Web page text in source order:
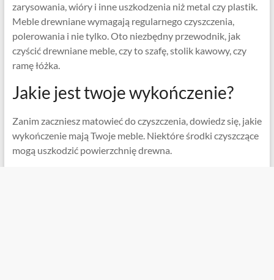
zarysowania, wióry i inne uszkodzenia niż metal czy plastik.
Meble drewniane wymagają regularnego czyszczenia,
polerowania i nie tylko. Oto niezbędny przewodnik, jak
czyścić drewniane meble, czy to szafę, stolik kawowy, czy
ramę łóżka.
Jakie jest twoje wykończenie?
Zanim zaczniesz matowieć do czyszczenia, dowiedz się, jakie
wykończenie mają Twoje meble. Niektóre środki czyszczące
mogą uszkodzić powierzchnię drewna.